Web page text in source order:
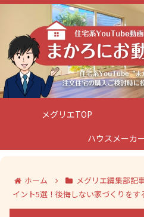
メグリエTOP
ハウスメーカ
ホーム メグリエ編集部記
イント5選！後悔しない家づくりをす